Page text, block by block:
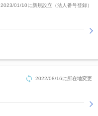
2023/01/10に新規設立（法人番号登録）
2022/08/16に所在地変更